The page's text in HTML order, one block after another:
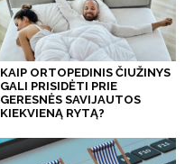
KAIP ORTOPEDINIS ČIUŽINYS
GALI PRISIDĖTI PRIE
GERESNĖS SAVIJAUTOS
KIEKVIENĄ RYTĄ?